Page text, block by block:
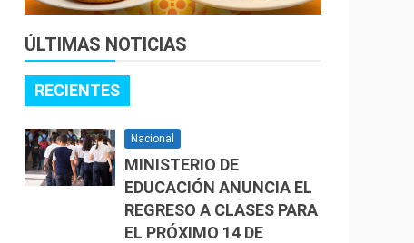
ÚLTIMAS NOTICIAS
RECIENTES
Nacional
MINISTERIO DE
EDUCACIÓN ANUNCIA EL
REGRESO A CLASES PARA
EL PRÓXIMO 14 DE